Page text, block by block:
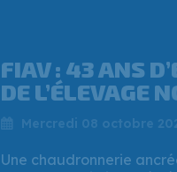
QUI EST
PATRON QUI A